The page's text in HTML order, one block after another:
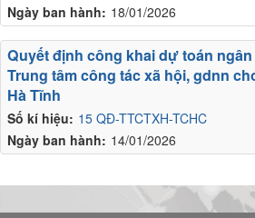
Ngày ban hành: 18/01/2026
Số kí hiệu: 15 QĐ-TTCTXH-TCHC
Ngày ban hành: 14/01/2026
Quyết định công khai dự toán ngân
Trung tâm công tác xã hội, gdnn
Hà Tĩnh